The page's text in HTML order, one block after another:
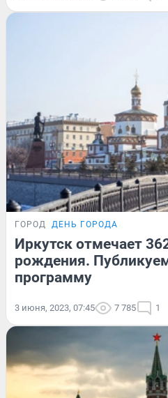
ГОРОД ДЕНЬ ГОРОДА
Иркутск отмечает
рождения.
программу
3 июня, 2023, 07:45 7 785 1